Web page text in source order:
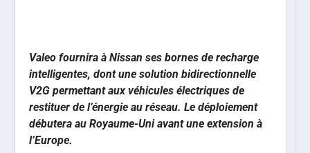
Valeo fournira à Nissan ses bornes de recharge
intelligentes, dont une solution bidirectionnelle
V2G permettant aux véhicules électriques de
restituer de l’énergie au réseau. Le déploiement
débutera au Royaume-Uni avant une extension à
l’Europe.